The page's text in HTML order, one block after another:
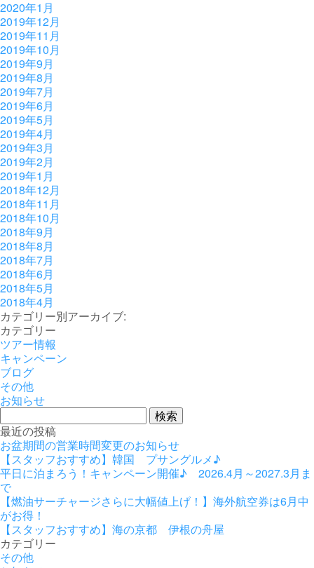
2020年1月
2019年12月
2019年11月
2019年10月
2019年9月
2019年8月
2019年7月
2019年6月
2019年5月
2019年4月
2019年3月
2019年2月
2019年1月
2018年12月
2018年11月
2018年10月
2018年9月
2018年8月
2018年7月
2018年6月
2018年5月
2018年4月
カテゴリー別アーカイブ:
カテゴリー
ツアー情報
キャンペーン
ブログ
その他
お知らせ
検
索:
最近の投稿
お盆期間の営業時間変更のお知らせ
【スタッフおすすめ】韓国 プサングルメ♪
平日に泊まろう！キャンペーン開催♪ 2026.4月～2027.3月ま
で
【燃油サーチャージさらに大幅値上げ！】海外航空券は6月中
がお得！
【スタッフおすすめ】海の京都 伊根の舟屋
カテゴリー
その他